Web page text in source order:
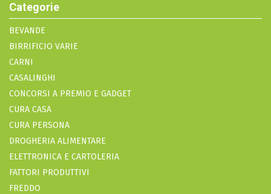
Categorie
BEVANDE
BIRRIFICIO VARIE
CARNI
CASALINGHI
CONCORSI A PREMIO E GADGET
CURA CASA
CURA PERSONA
DROGHERIA ALIMENTARE
ELETTRONICA E CARTOLERIA
FATTORI PRODUTTIVI
FREDDO